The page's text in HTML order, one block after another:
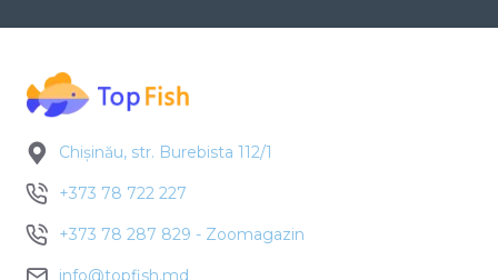
Chișinău, str. Burebista 112/1
+373 78 722 227
+373 78 287 829 - Zoomagazin
info@topfish.md